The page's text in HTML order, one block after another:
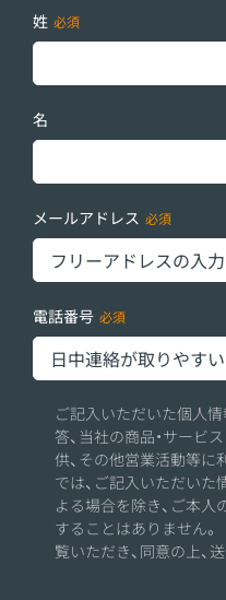
姓
名
メールアドレス
電話番号
ご記入いただいた個人
答、当社の商品・サービ
供、その他営業活動等に
では、ご記入いただいた
よる場合を除き、ご本人
することはありません。
覧いただき、同意の上、